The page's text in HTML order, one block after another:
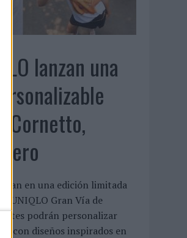
lanzan una
Cornetto,
en una edición limitada
UNIQLO Gran Vía de
podrán personalizar
con diseños inspirados en